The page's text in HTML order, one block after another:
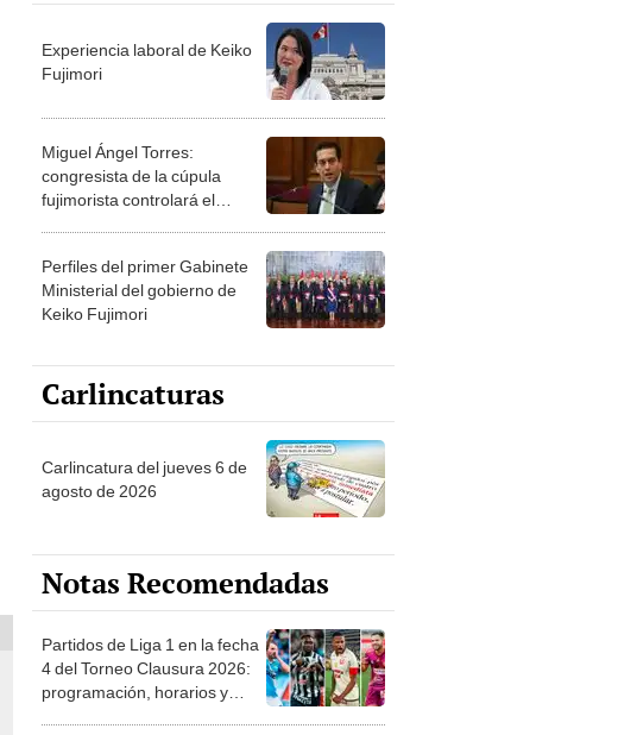
Experiencia laboral de Keiko
Fujimori
Miguel Ángel Torres:
congresista de la cúpula
fujimorista controlará el
Perfiles del primer Gabinete
Ministerial del gobierno de
Keiko Fujimori
Carlincaturas
Carlincatura del jueves 6 de
agosto de 2026
Notas Recomendadas
Partidos de Liga 1 en la fecha
4 del Torneo Clausura 2026:
programación, horarios y